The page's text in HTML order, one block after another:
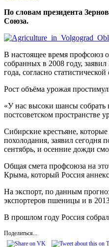
По словам президента
Союза.
В настоящее время профсоюз
собранных в 2008 году,
года, согласно
Рост объёма урожая
«У нас высоки шансы
постсоветском пространстве
Сибирские крестьяне,
похолодания, заявил сегодня
сентябрь, и осенние дожди
Общая смета профсоюза на
Крыма, который Россия
На экспорт, по данным
экспортеров пшеницы и в
В прошлом году Россия
Поделиться...